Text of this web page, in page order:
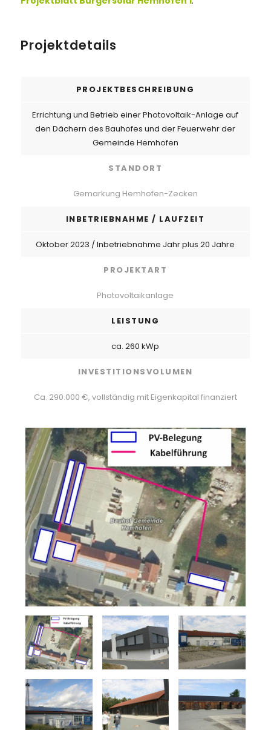
Projektdetails
PROJEKTBESCHREIBUNG
Errichtung und Betrieb einer Photovoltaik-Anlage auf
den Dächern des Bauhofes und der Feuerwehr der
Gemeinde Hemhofen
STANDORT
Gemarkung Hemhofen-Zecken
INBETRIEBNAHME / LAUFZEIT
Oktober 2023 / Inbetriebnahme Jahr plus 20 Jahre
PROJEKTART
Photovoltaikanlage
LEISTUNG
ca. 260 kWp
INVESTITIONSVOLUMEN
Ca. 290.000 €, vollständig mit Eigenkapital finanziert